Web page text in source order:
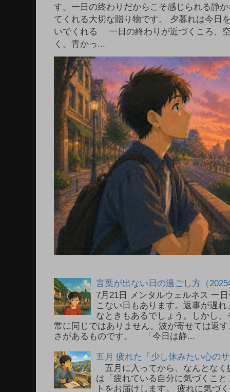
す。一日の終わりだからこそ感じられる静
てくれる大切な贈り物です。 夕暮れは今日
いでくれる 一日の終わりが近づくころ、
く。青かっ...
言葉が出ない日の過ごし方（
7月21日 メンタルウェルネス 一
こない日もあります。返事が遅
なときもあるでしょう。しかし
常に同じではありません。波が寄せては返
さがあるものです。 「今日は静...
五月 疲れた「少し休みたい心の
五月に入ってから、なんとなく
は「疲れている自分に気づくこ
トをお届けします。 疲れに気